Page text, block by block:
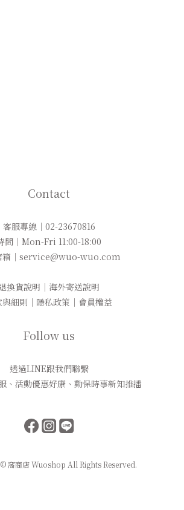
Contact
客服專線｜02-23670816
間｜Mon-Fri 11:00-18:00
箱｜service@wuo-wuo.com
換貨說明 ｜ 海外寄送說明
細則 ｜ 隱私政策 ｜ 會員權益
Follow us
透過LINE跟我們聯繫
、活動優惠好康、動保時事新知推播
窩商店 Wuoshop All Rights Reserved.